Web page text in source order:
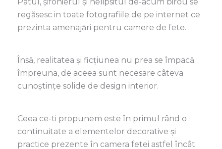
regăsesc in toate fotografiile de pe internet ce
prezinta amenajări pentru camere de fete.
Însă, realitatea și ficțiunea nu prea se împacă
împreuna, de aceea sunt necesare câteva
cunoștințe solide de design interior.
Ceea ce-ti propunem este în primul rând o
continuitate a elementelor decorative și
practice prezente în camera fetei astfel încât